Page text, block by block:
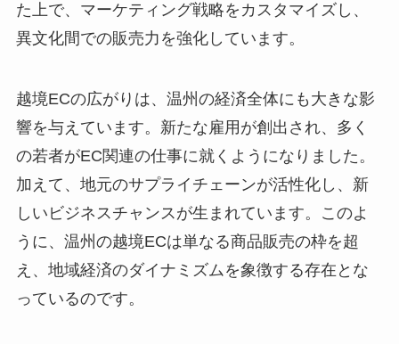
た上で、マーケティング戦略をカスタマイズし、
異文化間での販売力を強化しています。
越境ECの広がりは、温州の経済全体にも大きな影
響を与えています。新たな雇用が創出され、多く
の若者がEC関連の仕事に就くようになりました。
加えて、地元のサプライチェーンが活性化し、新
しいビジネスチャンスが生まれています。このよ
うに、温州の越境ECは単なる商品販売の枠を超
え、地域経済のダイナミズムを象徴する存在とな
っているのです。